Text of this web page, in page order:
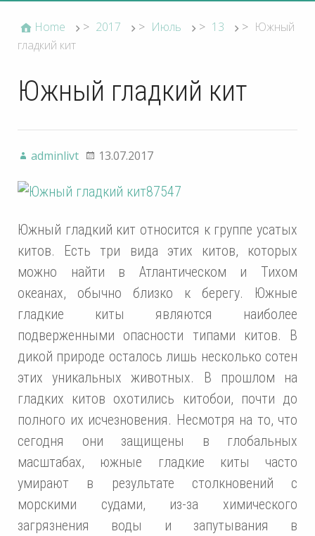
Home > 2017 > Июль > 13 > Южный
гладкий кит
Южный гладкий кит
adminlivt 13.07.2017
Южный гладкий кит относится к группе усатых
китов. Есть три вида этих китов, которых
можно найти в Атлантическом и Тихом
океанах, обычно близко к берегу. Южные
гладкие киты являются наиболее
подверженными опасности типами китов. В
дикой природе осталось лишь несколько сотен
этих уникальных животных. В прошлом на
гладких китов охотились китобои, почти до
полного их исчезновения. Несмотря на то, что
сегодня они защищены в глобальных
масштабах, южные гладкие киты часто
умирают в результате столкновений с
морскими судами, из-за химического
загрязнения воды и запутывания в